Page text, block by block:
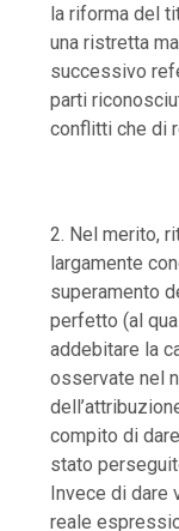
la riforma del
una ristretta
successivo
parti
conflitti che di
2. Nel merito,
largamente
superamento
perfetto (al
addebitare la
osservate nel
compito di
stato
Invece di dare
reale